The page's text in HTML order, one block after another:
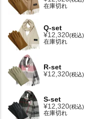
在庫切れ
Q-set
¥12,320 税込
在庫切れ
R-set
¥12,320 税込
S-set
¥12,320 税込
在庫切れ